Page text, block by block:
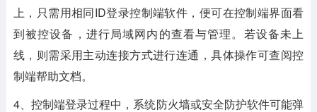
上，只需用相同ID登录控制端软件，便可在控制端界面看
到被控设备，进行局域网内的查看与管理。若设备未上
线，则需采用主动连接方式进行连通，具体操作可查阅控
制端帮助文档。
4、控制端登录过程中，系统防火墙或安全防护软件可能弹